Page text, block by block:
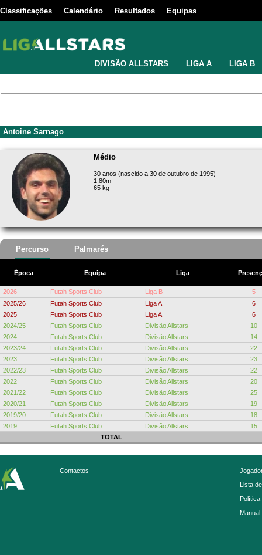
Classificações Calendário Resultados Equipas
DIVISÃO ALLSTARS LIGA A LIGA B
Antoine Sarnago
Médio
30 anos (nascido a 30 de outubro de 1995)
1,80m
65 kg
Percurso Palmarés
Época Equipa Liga
2026 Futah Sports Club Liga B
5
2025/26
Futah Sports Club Liga A
6
2025
Futah Sports Club Liga A
6
2024/25
Futah Sports Club Divisão Allstars
10
2024
Futah Sports Club Divisão Allstars
14
2023/24
Futah Sports Club Divisão Allstars
22
2023
Futah Sports Club Divisão Allstars
23
2022/23
Futah Sports Club Divisão Allstars
22
2022
Futah Sports Club Divisão Allstars
20
2021/22
Futah Sports Club Divisão Allstars
25
2020/21
Futah Sports Club Divisão Allstars
19
2019/20
Futah Sports Club Divisão Allstars
18
2019
Futah Sports Club Divisão Allstars
15
TOTAL
Contactos
Lista
Política